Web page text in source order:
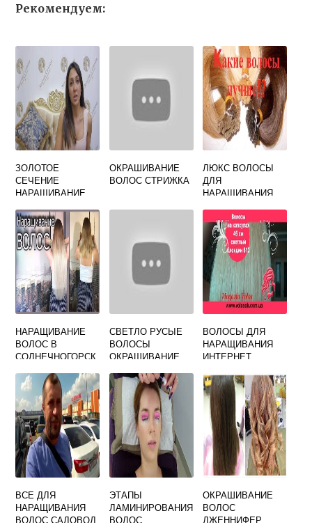
Рекомендуем:
ЗОЛОТОЕ
СЕЧЕНИЕ
НАРАЩИВАНИЕ
ОКРАШИВАНИЕ
ВОЛОС СТРИЖКА
ЛЮКС ВОЛОСЫ
ДЛЯ
НАРАЩИВАНИЯ
НАРАЩИВАНИЕ
ВОЛОС В
СОЛНЕЧНОГОРСК
СВЕТЛО РУСЫЕ
ВОЛОСЫ
ОКРАШИВАНИЕ
ВОЛОСЫ ДЛЯ
НАРАЩИВАНИЯ
ИНТЕРНЕТ
ВСЕ ДЛЯ
НАРАЩИВАНИЯ
ВОЛОС САДОВОД
ЭТАПЫ
ЛАМИНИРОВАНИЯ
ВОЛОС
ОКРАШИВАНИЕ
ВОЛОС
ДЖЕННИФЕР